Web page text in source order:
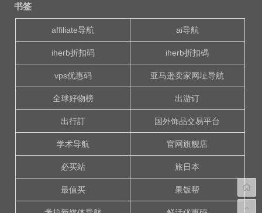
书签
affiliate导航 ai导航
iherb折扣码 iherb折扣碼
vps优惠码 亚马逊卖家网址导航
全球好物榜 出游订
出行訂 国外饰品交易平台
学术导航 官网旗舰店
必买站 旅日本
最值买 果饭帮